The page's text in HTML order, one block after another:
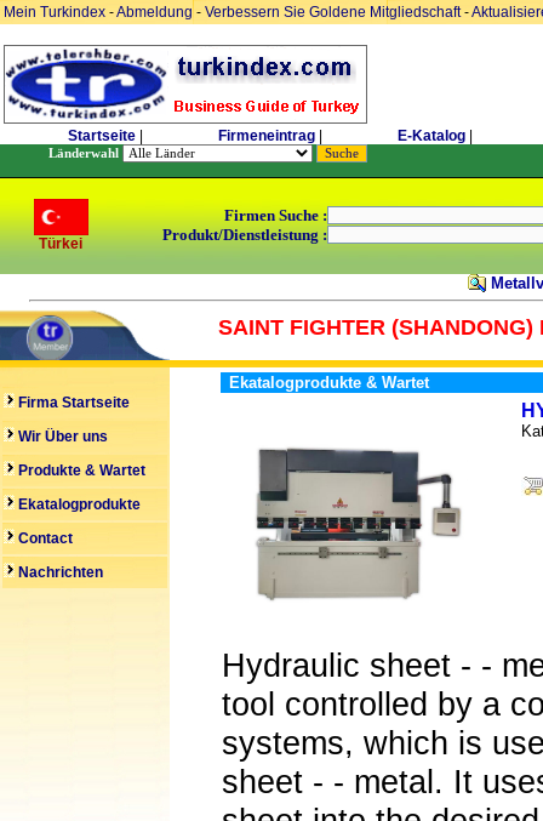
Mein Turkindex -Abmeldung- Verbessern Sie Goldene Mitgliedschaft-
Startseite Firmeneintrag E-Katalog
Länderwahl
Türkei
Firmen Suche :
Produkt/Dienstleistung :
SAINT FIGHTER (SHANDONG)
Firma Startseite
Wir Über uns
Produkte & Wartet
Ekatalogprodukte
Contact
Nachrichten
Ekatalogprodukte & Wartet
Hydraulic sheet - -
tool controlled by a
systems, which is
sheet - - metal. It